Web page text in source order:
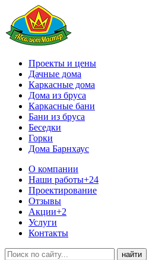
Проекты и цены
Дачные дома
Каркасные дома
Дома из бруса
Каркасные бани
Бани из бруса
Беседки
Горки
Дома Барнхаус
О компании
Наши работы+24
Проектирование
Отзывы
Акции+2
Услуги
Контакты